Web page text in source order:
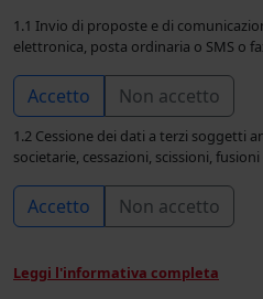
1.1 Invio di proposte e di
elettronica, posta ordinaria o SMS o
Accetto Non accetto
1.2 Cessione dei dati a terzi soggetti
societarie, cessazioni, scissioni,
Accetto Non accetto
Leggi l'informativa completa